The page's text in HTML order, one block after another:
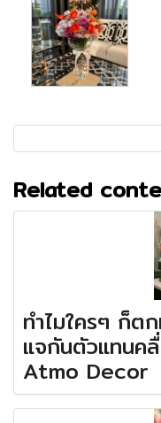
Related
ทำไมใครๆ ก็ต
แจกันตัวแทนค
Atmo Decor